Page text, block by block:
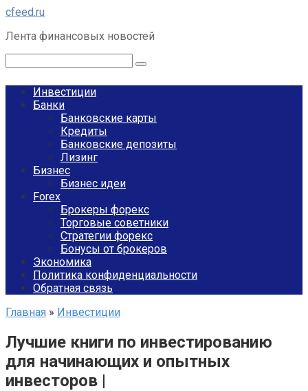
Перейти
контенту
cfeed.ru
Лента финансовых новостей
Инвестиции
Банки
Банковские карты
Кредиты
Банковские депозиты
Лизинг
Бизнес
Бизнес идеи
Forex
Брокеры форекс
Торговые советники
Стратегии форекс
Бонусы от брокеров
Экономика
Политика конфиденциальности
Обратная связь
Главная » Инвестиции
Лучшие книги по инвестированию
для начинающих и опытных
инвесторов |